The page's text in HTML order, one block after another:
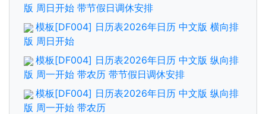
版 周日开始 带节假日调休安排
模板[DF004] 日历表2026年日历 中文版 横向排
版 周日开始
模板[DF004] 日历表2026年日历 中文版 纵向排
版 周一开始 带农历 带节假日调休安排
模板[DF004] 日历表2026年日历 中文版 纵向排
版 周一开始 带农历